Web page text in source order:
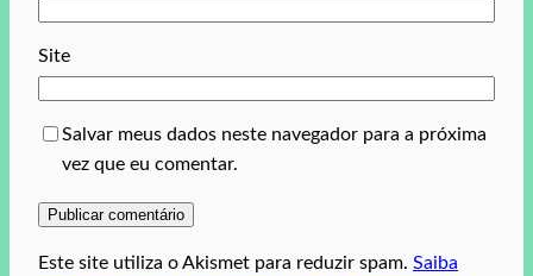
Site
Salvar meus dados neste navegador para a próxima
vez que eu comentar.
Este site utiliza o Akismet para reduzir spam. Saiba